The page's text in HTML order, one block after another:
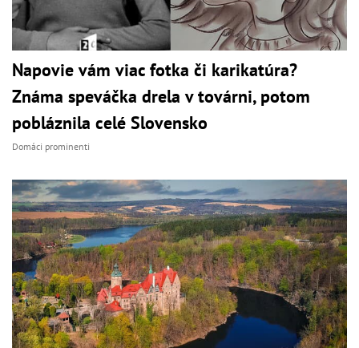
Napovie vám viac fotka či karikatúra?
Známa speváčka drela v továrni, potom
pobláznila celé Slovensko
Domáci prominenti